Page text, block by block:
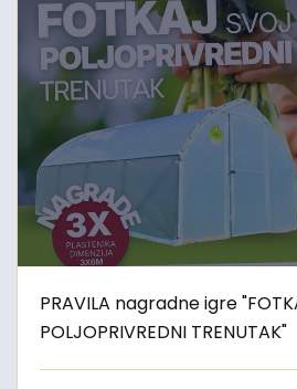
PRAVILA nagradne igre
POLJOPRIVREDNI TRENUTAK"